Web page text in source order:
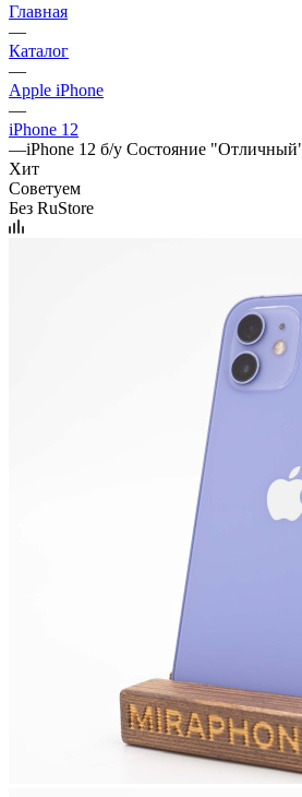
Главная
—
Каталог
—
Apple iPhone
—
iPhone 12
—iPhone 12 б/у Состояние
Хит
Советуем
Без RuStore